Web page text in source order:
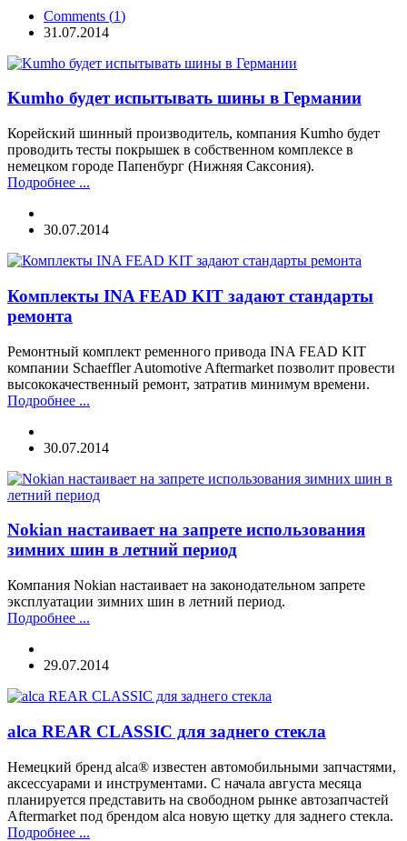
Comments (1)
31.07.2014
Kumho будет испытывать шины в Германии
Корейский шинный производитель, компания Kumho будет
проводить тесты покрышек в собственном комплексе в
немецком городе Папенбург (Нижняя Саксония).
Подробнее ...
30.07.2014
Комплекты INA FEAD KIT задают стандарты
ремонта
Ремонтный комплект ременного привода INA FEAD KIT
компании Schaeffler Automotive Aftermarket позволит провести
высококачественный ремонт, затратив минимум времени.
Подробнее ...
30.07.2014
Nokian настаивает на запрете использования
зимних шин в летний период
Компания Nokian настаивает на законодательном запрете
эксплуатации зимних шин в летний период.
Подробнее ...
29.07.2014
alca REAR CLASSIC для заднего стекла
Немецкий бренд alca® известен автомобильными запчастями,
аксессуарами и инструментами. С начала августа месяца
планируется представить на свободном рынке автозапчастей
Aftermarket под брендом alca новую щетку для заднего стекла.
Подробнее ...